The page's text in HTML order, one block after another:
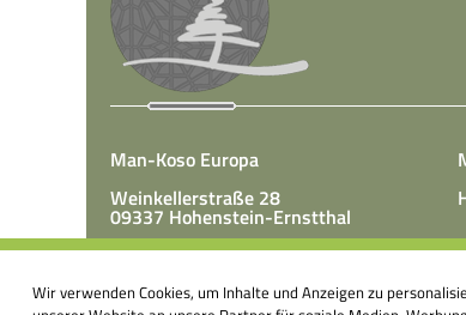
Man-Koso Europa
Weinkellerstraße 28
09337 Hohenstein-Ernstthal
Tel.: +49(0)3723 65 89 50
Wir verwenden Cookies, um Inhalte und Anzeigen zu